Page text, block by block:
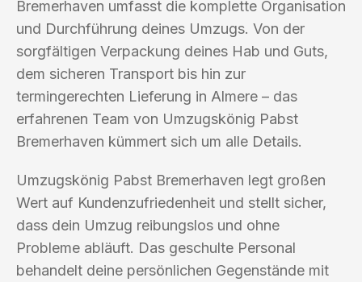
Bremerhaven umfasst die komplette Organisation
und Durchführung deines Umzugs. Von der
sorgfältigen Verpackung deines Hab und Guts,
dem sicheren Transport bis hin zur
termingerechten Lieferung in Almere – das
erfahrenen Team von Umzugskönig Pabst
Bremerhaven kümmert sich um alle Details.
Umzugskönig Pabst Bremerhaven legt großen
Wert auf Kundenzufriedenheit und stellt sicher,
dass dein Umzug reibungslos und ohne
Probleme abläuft. Das geschulte Personal
behandelt deine persönlichen Gegenstände mit